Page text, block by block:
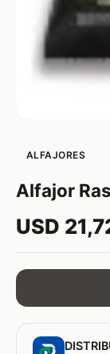
ALFAJORES
Alfajor
USD